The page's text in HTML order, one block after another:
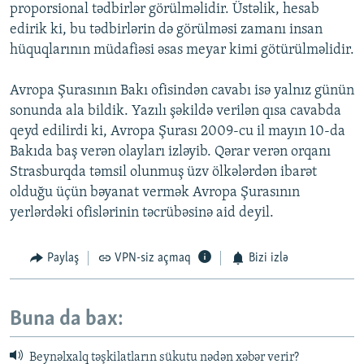
proporsional tədbirlər görülməlidir. Üstəlik, hesab
edirik ki, bu tədbirlərin də görülməsi zamanı insan
hüquqlarının müdafiəsi əsas meyar kimi götürülməlidir.
Avropa Şurasının Bakı ofisindən cavabı isə yalnız günün
sonunda ala bildik. Yazılı şəkildə verilən qısa cavabda
qeyd edilirdi ki, Avropa Şurası 2009-cu il mayın 10-da
Bakıda baş verən olayları izləyib. Qərar verən orqanı
Strasburqda təmsil olunmuş üzv ölkələrdən ibarət
olduğu üçün bəyanat vermək Avropa Şurasının
yerlərdəki ofislərinin təcrübəsinə aid deyil.
Paylaş VPN-siz açmaq Bizi izlə
Buna da bax:
Beynəlxalq təşkilatların sükutu nədən xəbər verir?